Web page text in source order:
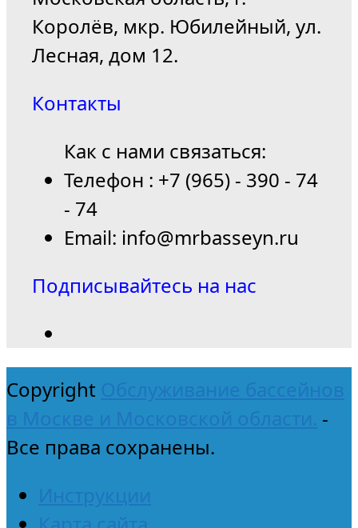
Королёв, мкр. Юбилейный, ул.
Лесная, дом 12.
Контакты
Как с нами связаться:
Телефон : +7 (965) - 390 - 74
- 74
Email: info@mrbasseyn.ru
Подписывайтесь на нас
Copyright Обслуживание бассейнов
в Москве и Московской области. -
Все права сохранены.
Инструкции